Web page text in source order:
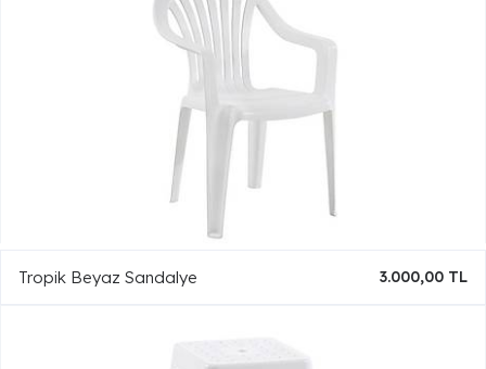
Tropik Beyaz Sandalye 3.000,00 TL